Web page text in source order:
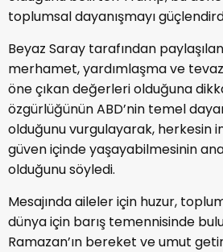
toplumsal dayanışmayı
Beyaz Saray tarafından
merhamet, yardımlaşma ve
öne çıkan değerleri olduğuna
özgürlüğünün ABD’nin temel
olduğunu vurgulayarak, herkesin
güven içinde yaşayabilmesinin
olduğunu söyledi.
Mesajında aileler için huzur,
dünya için barış temennisinde
Ramazan’ın bereket ve umut